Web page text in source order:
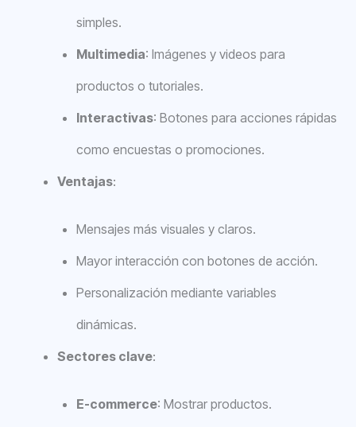
simples.
Multimedia: Imágenes y videos para
productos o tutoriales.
Interactivas: Botones para acciones rápidas
como encuestas o promociones.
Ventajas:
Mensajes más visuales y claros.
Mayor interacción con botones de acción.
Personalización mediante variables
dinámicas.
Sectores clave:
E-commerce: Mostrar productos.